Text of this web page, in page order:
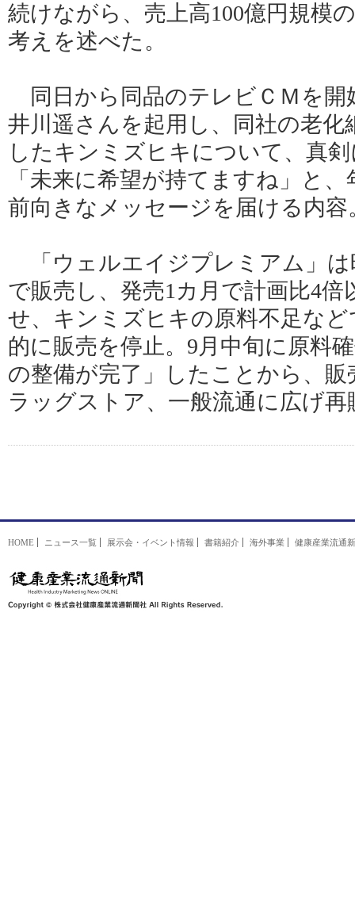
続けながら、売上高100億円規模
考えを述べた。
同日から同品のテレビＣＭを開
井川遥さんを起用し、同社の老化
したキンミズヒキについて、真
「未来に希望が持てますね」と
前向きなメッセージを届ける内容
「ウェルエイジプレミアム」は
で販売し、発売1カ月で計画比4
せ、キンミズヒキの原料不足な
的に販売を停止。9月中旬に原料
の整備が完了」したことから、
ラッグストア、一般流通に広げ
HOME ニュース一覧 展示会・イベント情報 書籍紹介 海外事業 健康産業流通